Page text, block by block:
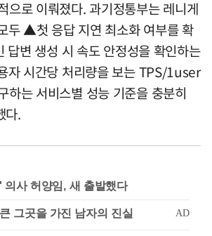
으로 이뤄졌다. 과기정통부는 레니게
두 ▲첫 응답 지연 최소화 여부를 확
변 생성 시 속도 안정성을 확인하는
시간당 처리량을 보는 TPS/1user
하는 서비스별 성능 기준을 충분히
다.
의사 허양임, 새 출발했다